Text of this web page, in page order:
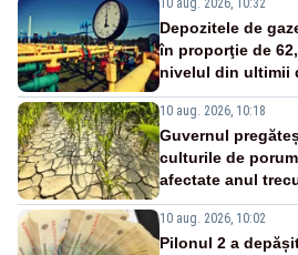
10 aug. 2026, 10:32
Depozitele de
în proporţie de
nivelul din ultimii
10 aug. 2026, 10:18
Guvernul
culturile de
afectate anul
10 aug. 2026, 10:02
Pilonul 2 a